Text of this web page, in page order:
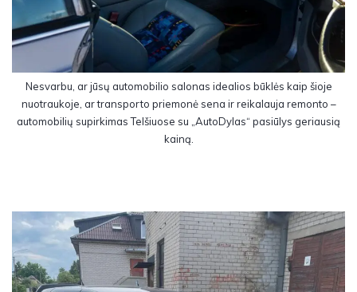
Nesvarbu, ar jūsų automobilio salonas idealios būklės kaip šioje
nuotraukoje, ar transporto priemonė sena ir reikalauja remonto –
automobilių supirkimas Telšiuose su „AutoDylas“ pasiūlys geriausią
kainą.